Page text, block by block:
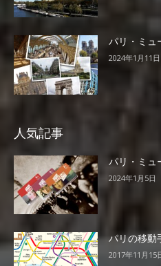
パリ・ミュ
2024年1月11日
人気記事
パリ・ミュ
2024年1月5日
パリの移動
2017年11月15